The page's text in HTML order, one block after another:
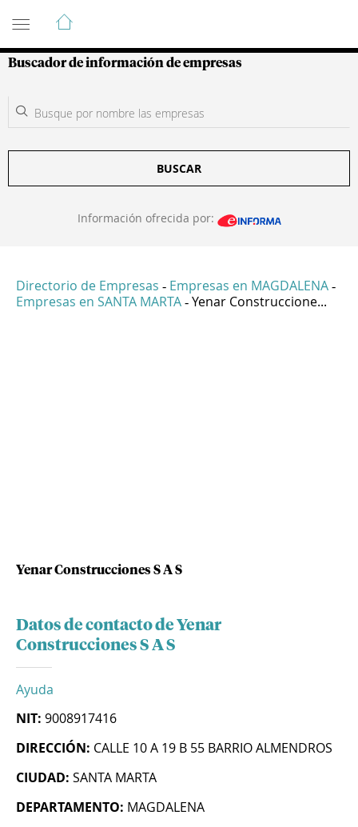
Guía de Empresas Colombianas
Buscador de información de empresas
BUSCAR
Información ofrecida por:
Directorio de Empresas - Empresas en MAGDALENA -
Empresas en SANTA MARTA - Yenar Construccione...
Yenar Construcciones S A S
Datos de contacto de Yenar
Construcciones S A S
Ayuda
NIT: 9008917416
DIRECCIÓN: CALLE 10 A 19 B 55 BARRIO ALMENDROS
CIUDAD: SANTA MARTA
DEPARTAMENTO: MAGDALENA